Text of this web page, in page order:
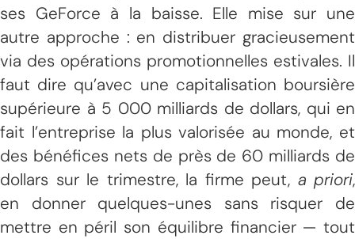
ses GeForce à la baisse. Elle mise sur une
autre approche : en distribuer gracieusement
via des opérations promotionnelles estivales. Il
faut dire qu’avec une capitalisation boursière
supérieure à 5 000 milliards de dollars, qui en
fait l’entreprise la plus valorisée au monde, et
des bénéfices nets de près de 60 milliards de
dollars sur le trimestre, la firme peut, a priori,
en donner quelques-unes sans risquer de
mettre en péril son équilibre financier — tout